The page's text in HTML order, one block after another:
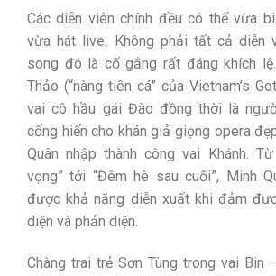
Các diễn viên chính đều có thể vừa
vừa hát live. Không phải tất cả diễn
song đó là cố gắng rất đáng khích
Thảo (“nàng tiên cá” của Vietnam’s
vai cô hầu gái Đào đồng thời là
cống hiến cho khán giả giọng opera
Quân nhập thành công vai Khánh.
vọng” tới “Đêm hè sau cuối”, Minh
được khả năng diễn xuất khi đảm
diện và phản diện.
Chàng trai trẻ Sơn Tùng trong vai Bin